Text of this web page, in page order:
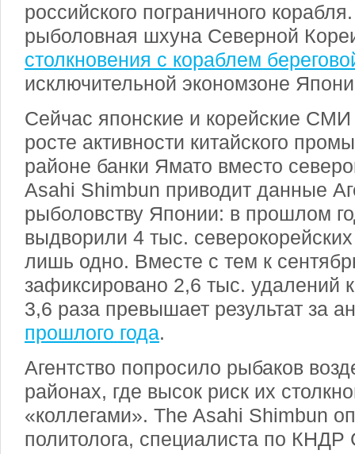
российского пограничного
рыболовная шхуна Северной
столкновения с кораблем
исключительной экономзоне
Сейчас японские и корейские
росте активности китайского
районе банки Ямато вместо
Asahi Shimbun приводит данные
рыболовству Японии: в прошлом
выдворили 4 тыс.
лишь одно. Вместе с тем к
зафиксировано 2,6 тыс. удалений
3,6 раза превышает результат за
прошлого года.
Агентство попросило рыбаков
районах, где высок риск их
«коллегами». The Asahi Shimbun
политолога, специалиста по